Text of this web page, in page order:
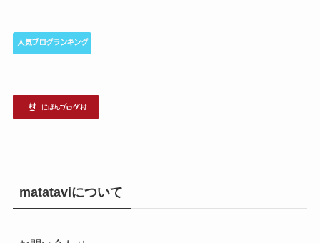
matataviについて